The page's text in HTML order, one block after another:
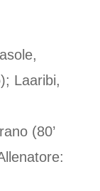
Laaribi,
(80’